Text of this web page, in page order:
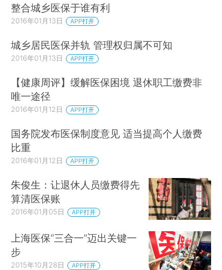
整合城乡医保于谁有利
2016年01月13日 APP打开
城乡居民医保并轨 管理权归属不可知
2016年01月13日 APP打开
【健康周评】缓解医保困境 退休职工缴费非
唯一途径
2016年01月12日 APP打开
国务院发布医保制度意见 适当提高个人缴费
比重
2016年01月12日 APP打开
朱俊生：让退休人员缴费得先
算清医保账
2016年01月05日 APP打开
上海医保“三合一”迈出关键一
步
2015年10月28日 APP打开